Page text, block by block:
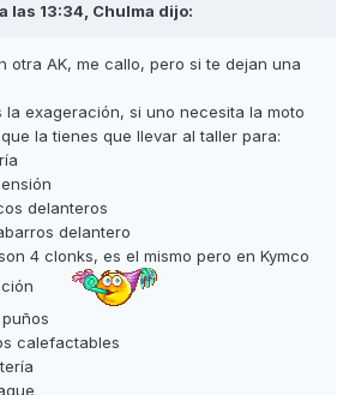
las 13:34, Chulma dijo:
otra AK, me callo, pero si te dejan una
la exageración, si uno necesita la moto
la tienes que llevar al taller para:
delanteros
delantero
4 clonks, es el mismo pero en Kymco
calefactables